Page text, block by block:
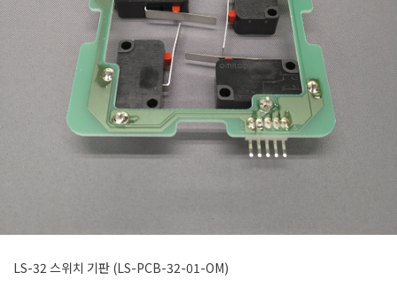
LS-32 스위치 기판 (LS-PCB-32-01-OM)